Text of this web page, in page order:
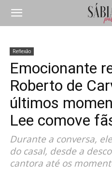
Reflexão
Emocionante
Roberto de
últimos
Lee comove
Durante a conversa,
do casal, desde a
cantora até os